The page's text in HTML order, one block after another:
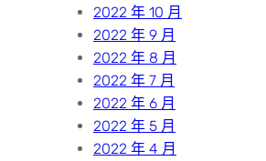
2022 年 10 月
2022 年 9 月
2022 年 8 月
2022 年 7 月
2022 年 6 月
2022 年 5 月
2022 年 4 月